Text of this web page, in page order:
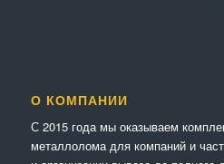
О КОМПАНИИ
С 2015 года мы оказываем
металлолома для компаний и